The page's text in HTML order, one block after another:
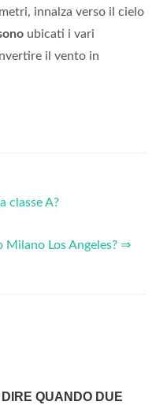
innalza verso il cielo
ubicati i vari
il vento in
classe A?
Los Angeles? ⇒
QUANDO DUE